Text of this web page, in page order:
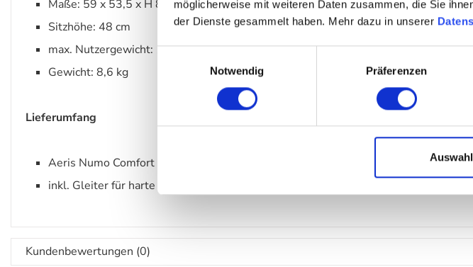
möglicherweise mit weiteren Daten zusammen, die Sie
der Dienste gesammelt haben. Mehr dazu in unserer
Notwendig
Präferenzen
Maße: 59 x 53,5 x H 87 cm
Sitzhöhe: 48 cm
max. Nutzergewicht: 120 kg
Gewicht: 8,6 kg
Lieferumfang
Aeris Numo Comfort inklusive Rückenpolster
inkl. Gleiter für harte und weiche Böden
Kundenbewertungen (0)